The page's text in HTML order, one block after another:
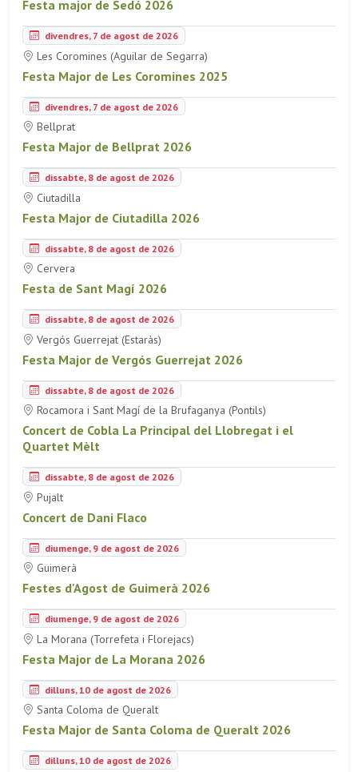
Festa major de Sedó 2026
divendres, 7 de agost de 2026
Les Coromines (Aguilar de Segarra)
Festa Major de Les Coromines 2025
divendres, 7 de agost de 2026
Bellprat
Festa Major de Bellprat 2026
dissabte, 8 de agost de 2026
Ciutadilla
Festa Major de Ciutadilla 2026
dissabte, 8 de agost de 2026
Cervera
Festa de Sant Magí 2026
dissabte, 8 de agost de 2026
Vergós Guerrejat (Estaràs)
Festa Major de Vergós Guerrejat 2026
dissabte, 8 de agost de 2026
Rocamora i Sant Magí de la Brufaganya (Pontils)
Concert de Cobla La Principal del Llobregat i el
Quartet Mèlt
dissabte, 8 de agost de 2026
Pujalt
Concert de Dani Flaco
diumenge, 9 de agost de 2026
Guimerà
Festes d'Agost de Guimerà 2026
diumenge, 9 de agost de 2026
La Morana (Torrefeta i Florejacs)
Festa Major de La Morana 2026
dilluns, 10 de agost de 2026
Santa Coloma de Queralt
Festa Major de Santa Coloma de Queralt 2026
dilluns, 10 de agost de 2026